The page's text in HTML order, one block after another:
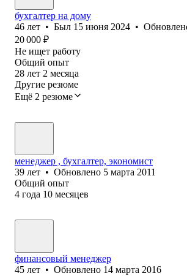
бухгалтер на дому
46 лет • Был 15 июня 2024 •
20 000 ₽
Не ищет работу
Общий опыт
28 лет 2 месяца
Другие резюме
Ещё 2 резюме
менеджер , бухгалтер, экономист
39 лет • Обновлено 5 марта 2011
Общий опыт
4 года 10 месяцев
финансовый менеджер
45 лет • Обновлено 14 марта 2016